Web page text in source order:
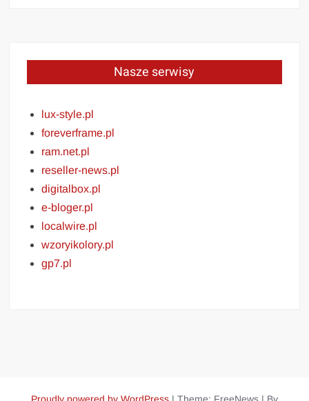
Nasze serwisy
lux-style.pl
foreverframe.pl
ram.net.pl
reseller-news.pl
digitalbox.pl
e-bloger.pl
localwire.pl
wzoryikolory.pl
gp7.pl